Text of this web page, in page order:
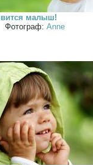
малыш!
Фотограф: Anne